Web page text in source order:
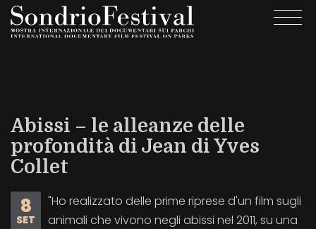
Salta
Abissi – le alleanze delle
profondità di Jean di Yves
Collet
8
SET
"Ho realizzato delle prime riprese d'un film sugli
animali che vivono negli abissi nel 2011, su una